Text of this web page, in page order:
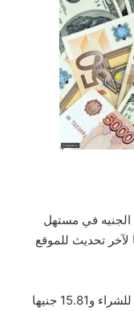
الجنيه في مستهل
السبت 19 سبتمبر 2020 وفقا لآخر تحديث للموقع
بلغ سعر صرف الدولار الأمريكي 15.71 جنيها للشراء و15.81 جنيها